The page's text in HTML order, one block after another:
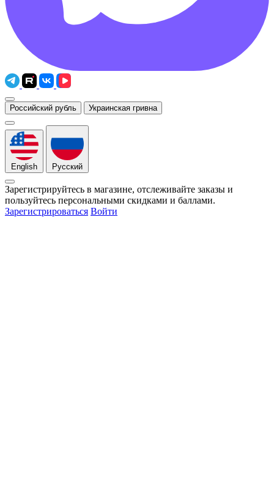
Российский рубль Украинская гривна
English Русский
Зарегистрируйтесь в магазине, отслеживайте заказы и
пользуйтесь персональными скидками и баллами.
Зарегистрироваться Войти